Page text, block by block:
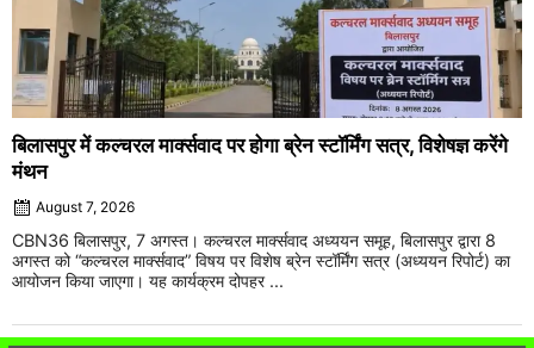
बिलासपुर में कल्चरल मार्क्सवाद पर होगा ब्रेन स्टॉर्मिंग सत्र, विशेषज्ञ करेंगे
मंथन
August 7, 2026
CBN36 बिलासपुर, 7 अगस्त। कल्चरल मार्क्सवाद अध्ययन समूह, बिलासपुर द्वारा 8
अगस्त को “कल्चरल मार्क्सवाद” विषय पर विशेष ब्रेन स्टॉर्मिंग सत्र (अध्ययन रिपोर्ट) का
आयोजन किया जाएगा। यह कार्यक्रम दोपहर ...